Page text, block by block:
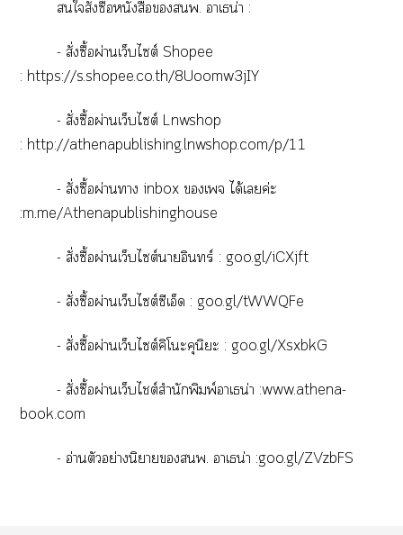
ใสั่งซื้อหนังสือพ. าเธน่า :
- สั่งซื้อผ่านเว็บไซต์ Shopee
: https://s.shopee.co.th/8Uoomw3jIY
- สั่งซื้อผ่านเว็บไซต์ Lnwshop
: http://athenapublishing.lnwshop.com/p/11
- สั่งซื้อผ่านา inbox เจ ได้เค่ะ
:m.me/Athenapublishinghouse
- สั่งซื้อผ่านเว็บไซต์าอินทร์ : goo.gl/iCXjft
- สั่งซื้อผ่านเว็บไซต์ซีเอ็ด : goo.gl/tWWQFe
- สั่งซื้อผ่านเว็บไซต์คิโะคุนิะ : goo.gl/XsxbkG
- สั่งซื้อผ่านเว็บไต์สำนักพิมพ์าเธน่า :www.athena-
book.com
- อ่านตัวอย่างนิยายพ. าเธน่า :goo.gl/ZVzbFS